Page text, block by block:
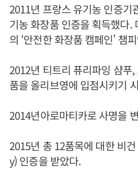
2011년 프랑스 유기농 인증기
기농 화장품 인증을 획득했다.
의 ‘안전한 화장품 캠페인’ 챔
2012년 티트리 퓨리파잉 샴푸
품을 올리브영에 입점시키기
2014년아로마티카로 사명을
2015년 총 12품목에 대한 비
y) 인증을 받았다.